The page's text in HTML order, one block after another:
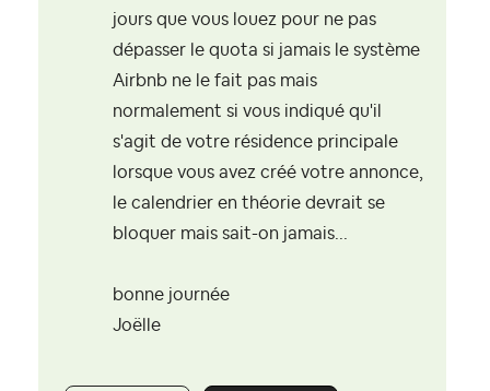
jours que vous louez pour ne pas
dépasser le quota si jamais le système
Airbnb ne le fait pas mais
normalement si vous indiqué qu'il
s'agit de votre résidence principale
lorsque vous avez créé votre annonce,
le calendrier en théorie devrait se
bloquer mais sait-on jamais...
bonne journée
Joëlle